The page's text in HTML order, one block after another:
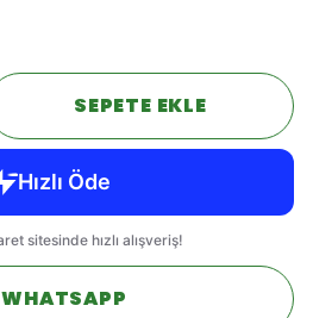
SEPETE EKLE
WHATSAPP